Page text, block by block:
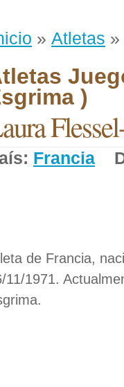
» Atletas
)
Francia
de Francia,
11/1971.